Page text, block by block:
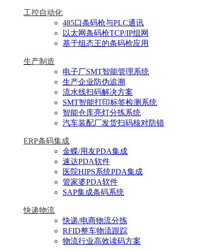
工控自动化
485口条码枪与PLC通讯
以太网条码枪TCP/IP组网
基于组态王的条码枪应用
生产制造
电子厂SMT智能管理系统
生产企业防伪追溯
流水线扫码解决方案
SMT智能打印标签检测系统
智能仓库亮灯分拣系统
汽车装配厂发货扫码核对防错
ERP条码集成
金蝶/用友PDA集成
速达PDA软件
医院HIPS系统PDA集成
管家婆PDA软件
SAP集成条码系统
快递物流
快递/电商物流分拣
RFID整车物流跟踪
物流行业高效读码方案